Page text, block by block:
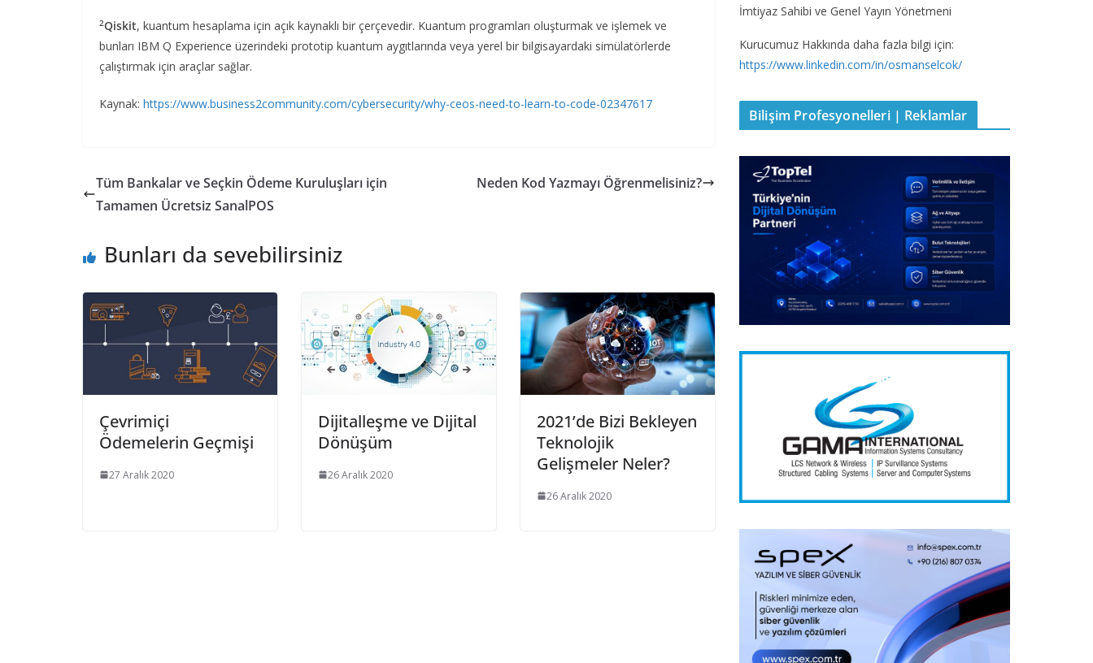
2Qiskit, kuantum hesaplama için açık kaynaklı bir çerçevedir. Kuantum programları oluşturmak ve işlemek ve
bunları IBM Q Experience üzerindeki prototip kuantum aygıtlarında veya yerel bir bilgisayardaki simülatörlerde
çalıştırmak için araçlar sağlar.
Kaynak: https://www.business2community.com/cybersecurity/why-ceos-need-to-learn-to-code-02347617
Tüm Bankalar ve Seçkin Ödeme Kuruluşları için
Tamamen Ücretsiz SanalPOS
Neden Kod Yazmayı Öğrenmelisiniz?
Bunları da sevebilirsiniz
Çevrimiçi
Ödemelerin Geçmişi
27 Aralık 2020
Dijitalleşme ve Dijital
Dönüşüm
26 Aralık 2020
2021’de Bizi Bekleyen
Teknolojik
Gelişmeler Neler?
26 Aralık 2020
İmtiyaz Sahibi ve Genel Yayın Yönetmeni
Kurucumuz Hakkında daha fazla bilgi için:
https://www.linkedin.com/in/osmanselcok/
Bilişim Profesyonelleri | Reklamlar